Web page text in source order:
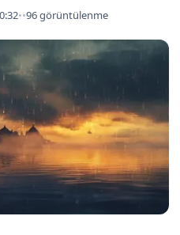
••96 görüntülenme